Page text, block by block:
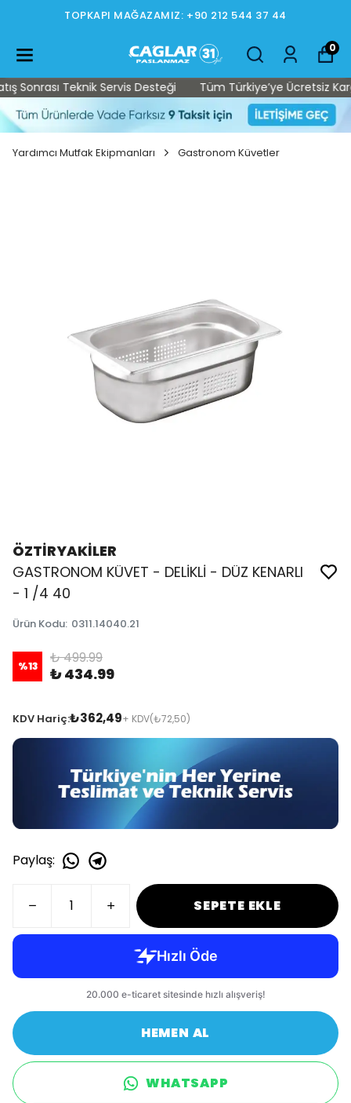
TOPKAPI MAĞAZAMIZ: +90 212 544 37 44
0
Teknik Servis Desteği Tüm Türkiye’ye Ücretsiz
Yardımcı Mutfak Ekipmanları Gastronom Küvetler
ÖZTİRYAKİLER
GASTRONOM KÜVET - DELİKLİ - DÜZ KENARLI
- 1 /4 40
Ürün Kodu: 0311.14040.21
%13 ₺ 499.99
₺ 434.99
KDV Hariç:₺362,49+ KDV(₺72,50)
Paylaş:
SEPETE EKLE
HEMEN AL
WHATSAPP